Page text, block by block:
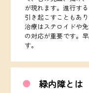
が現れます。進行す
引き起こすこともあ
治療はステロイドや
の対応が重要です。
す。
緑内障とは